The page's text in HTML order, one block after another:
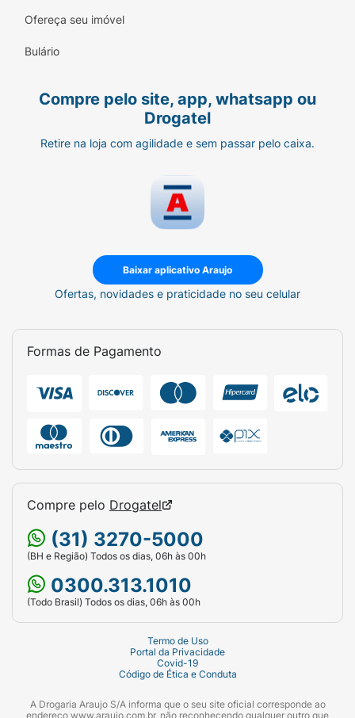
Ofereça seu imóvel
Bulário
Compre pelo site, app, whatsapp ou
Drogatel
Retire na loja com agilidade e sem passar pelo caixa.
Baixar aplicativo Araujo
Ofertas, novidades e praticidade no seu celular
Formas de Pagamento
Compre pelo Drogatel
(31) 3270-5000
(BH e Região) Todos os dias, 06h às 00h
0300.313.1010
(Todo Brasil) Todos os dias, 06h às 00h
Termo de Uso
Portal da Privacidade
Covid-19
Código de Ética e Conduta
A Drogaria Araujo S/A informa que o seu site oficial corresponde ao
endereço www.araujo.com.br, não reconhecendo qualquer outro que